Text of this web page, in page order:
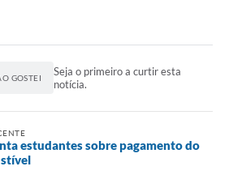
GOSTEI
Seja o primeiro a curtir esta
notícia.
estudantes sobre pagamento do